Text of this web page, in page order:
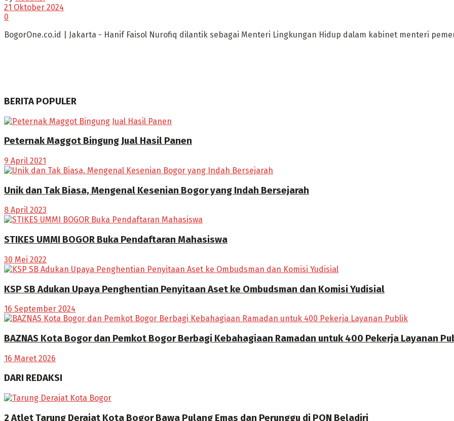
21 Oktober 2024
0
BogorOne.co.id | Jakarta - Hanif Faisol Nurofiq dilantik sebagai Menteri Lingkungan Hidup dalam kabinet menteri
BERITA POPULER
Peternak Maggot Bingung Jual Hasil Panen
9 April 2021
Unik dan Tak Biasa, Mengenal Kesenian Bogor yang Indah Bersejarah
8 April 2023
STIKES UMMI BOGOR Buka Pendaftaran Mahasiswa
30 Mei 2022
KSP SB Adukan Upaya Penghentian Penyitaan Aset ke Ombudsman dan Komisi Yudisial
16 September 2024
BAZNAS Kota Bogor dan Pemkot Bogor Berbagi Kebahagiaan Ramadan untuk 400 Pekerja Layanan
16 Maret 2026
DARI REDAKSI
2 Atlet Tarung Derajat Kota Bogor Bawa Pulang Emas dan Perunggu di PON Beladiri